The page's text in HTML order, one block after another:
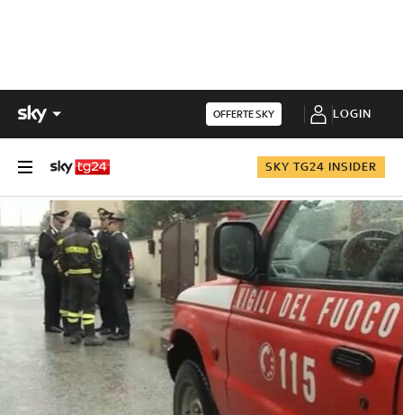
OFFERTE SKY LOGIN
SKY TG24 INSIDER